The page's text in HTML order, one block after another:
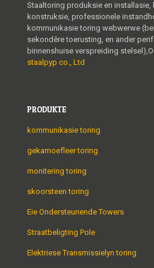
Staaltoring produksie en installasie,
konstruksie, professionele
kommunikasie toring webwerwe
sekondêre toerusting, en ander
binnenshuise verspreiding
staalpyp co., Ltd
PRODUKTE
kommunikasie toring
gekamoefleer toring
monitering toring
skoorsteen toring
Eie Ondersteunende Towers
Straatbeligting Pole
Elektriese Transmissielyn toring